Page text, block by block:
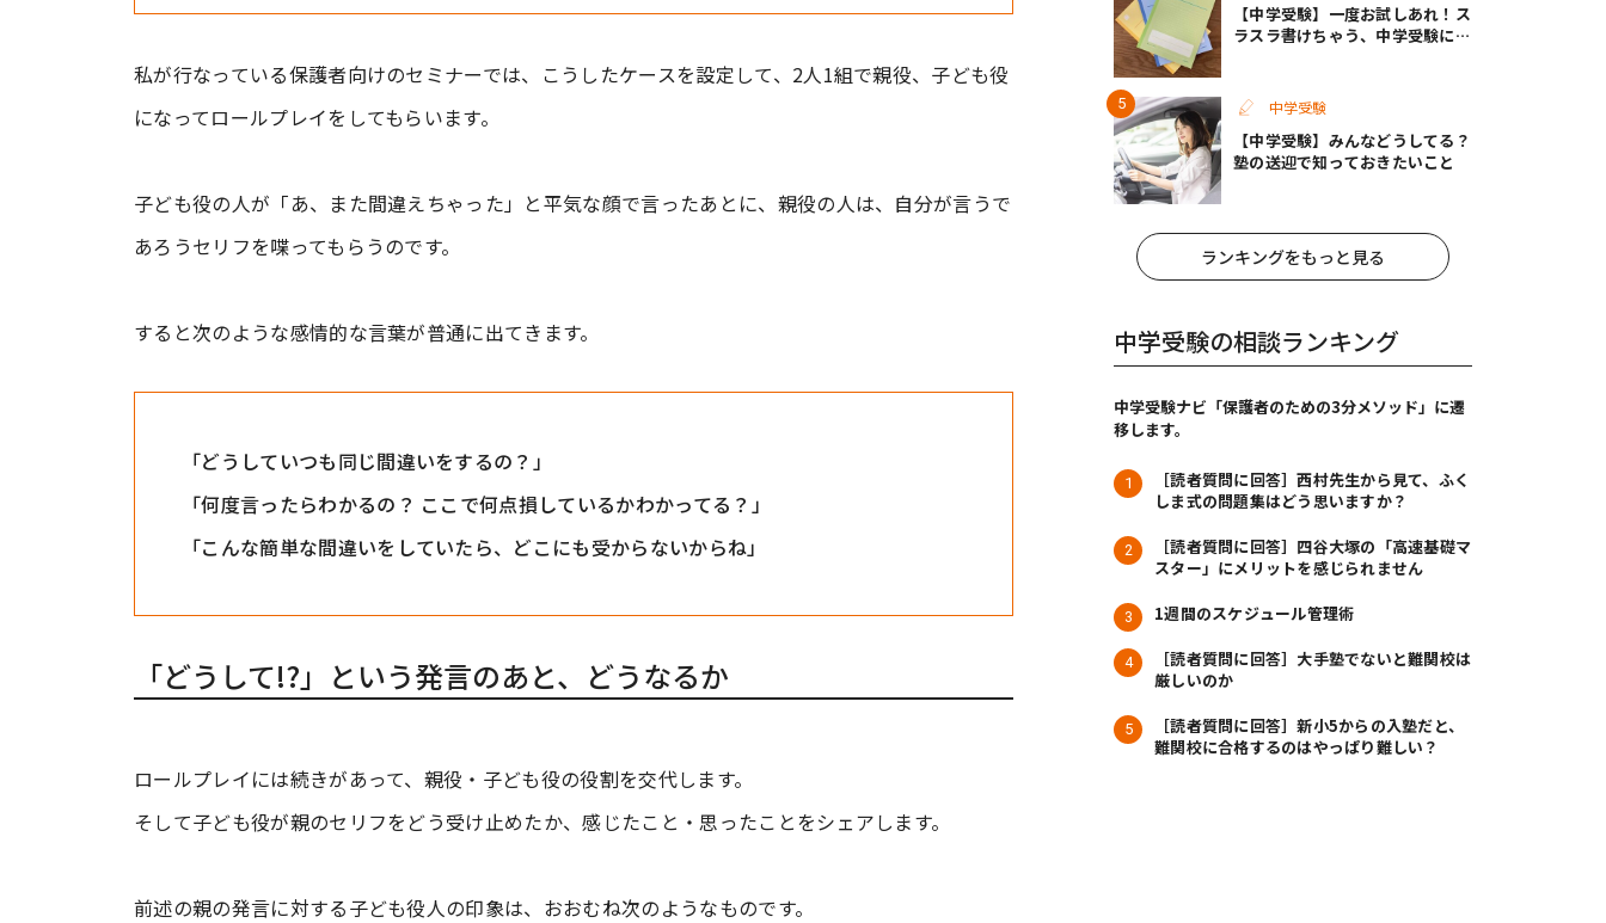
私が行なっている保護者向けのセミナーでは、こうしたケースを設定して、2人1組で親役、子ども役
になってロールプレイをしてもらいます。
子ども役の人が「あ、また間違えちゃった」と平気な顔で言ったあとに、親役の人は、自分が言うで
あろうセリフを喋ってもらうのです。
すると次のような感情的な言葉が普通に出てきます。
「どうしていつも同じ間違いをするの？」
「何度言ったらわかるの？ ここで何点損しているかわかってる？」
「こんな簡単な間違いをしていたら、どこにも受からないからね」
「どうして!?」という発言のあと、どうなるか
ロールプレイには続きがあって、親役・子ども役の役割を交代します。
そして子ども役が親のセリフをどう受け止めたか、感じたこと・思ったことをシェアします。
前述の親の発言に対する子ども役人の印象は、おおむね次のようなものです。
【中学受験】一度お試しあれ！ス
ラスラ書けちゃう、中学受験に向
中学受験
【中学受験】みんなどうしてる？
塾の送迎で知っておきたいこと
ランキングをもっと見る
中学受験の相談ランキング
中学受験ナビ「保護者のための3分メソッド」に遷
移します。
［読者質問に回答］西村先生から見て、ふく
しま式の問題集はどう思いますか？
［読者質問に回答］四谷大塚の「高速基礎マ
スター」にメリットを感じられません
1週間のスケジュール管理術
［読者質問に回答］大手塾でないと難関校は
厳しいのか
［読者質問に回答］新小5からの入塾だと、
難関校に合格するのはやっぱり難しい？